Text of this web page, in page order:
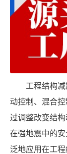
工程结构
动控制、混合
过调整改变结
在强地震中的
泛地应用在工